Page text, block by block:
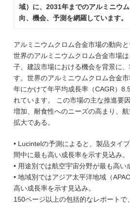
域）に、2031年までのアルミニウ
向、機会、予測を網羅しています。
アルミニウムクロム合金市場の動向と
世界のアルミニウムクロム合金市場
子、建設市場における機会を背景に
す。世界のアルミニウムクロム合金
年にかけて年平均成長率（CAGR）
れています。 この市場の主な推進要
増加、耐食性へのニーズの高まり、
拡大である。
• Lucintelの予測によると、製品タイ
間中に最も高い成長率を示す見込み。
• 用途別では航空宇宙分野が最も高い
• 地域別ではアジア太平洋地域（
高い成長率を示す見込み。
150ページ以上の包括的なレポートで